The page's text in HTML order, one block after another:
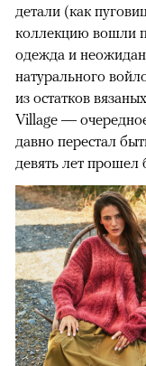
00:00
детали (как
коллекцию вошли
одежда и
натурального
из остатков
Village —
давно перестал
девять лет прошел